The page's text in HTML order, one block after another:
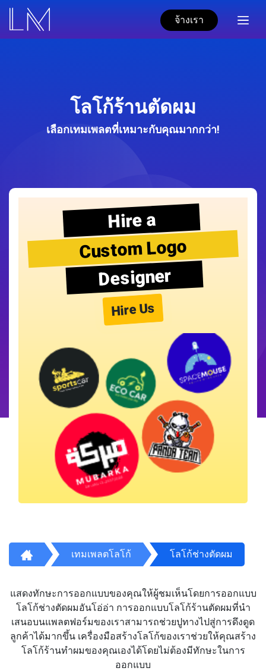
จ้างเรา
โลโก้ร้านตัดผม
เลือกเทมเพลตที่เหมาะกับคุณมากกว่า!
Hire a
Custom Logo
Designer
Hire Us
เทมเพลตโลโก้ โลโก้ช่างตัดผม
แสดงทักษะการออกแบบของคุณให้ผู้ชมเห็นโดยการออกแบบ
โลโก้ช่างตัดผมอันโอ่อ่า การออกแบบโลโก้ร้านตัดผมที่นำ
เสนอบนแพลตฟอร์มของเราสามารถช่วยปูทางไปสู่การดึงดูด
ลูกค้าได้มากขึ้น เครื่องมือสร้างโลโก้ของเราช่วยให้คุณสร้าง
โลโก้ร้านทำผมของคุณเองได้โดยไม่ต้องมีทักษะในการ
ออกแบบ